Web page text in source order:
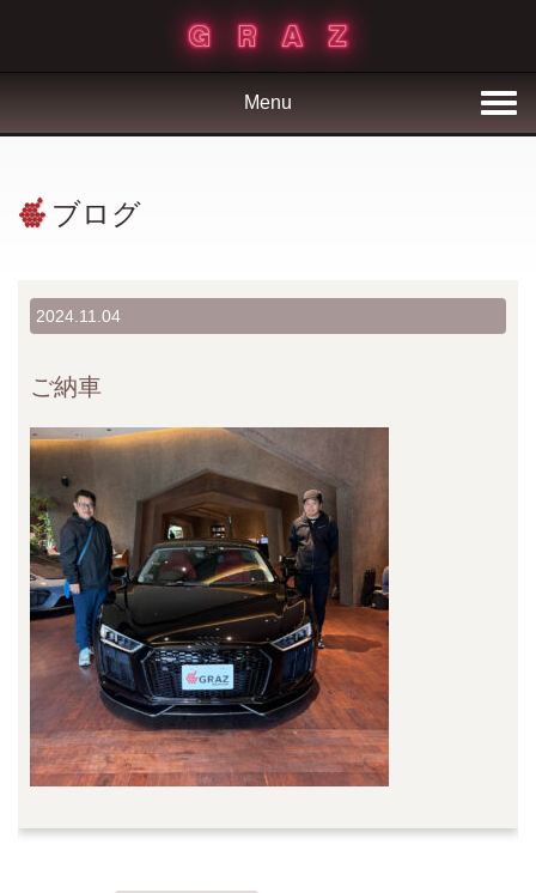
Menu
ブログ
2024.11.04
ご納車